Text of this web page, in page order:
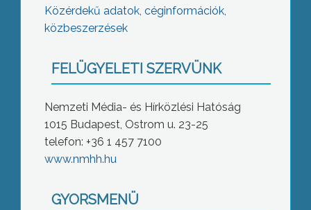
Közérdekű adatok, céginformációk,
közbeszerzések
FELÜGYELETI SZERVÜNK
Nemzeti Média- és Hírközlési Hatóság
1015 Budapest, Ostrom u. 23-25
telefon: +36 1 457 7100
www.nmhh.hu
GYORSMENÜ